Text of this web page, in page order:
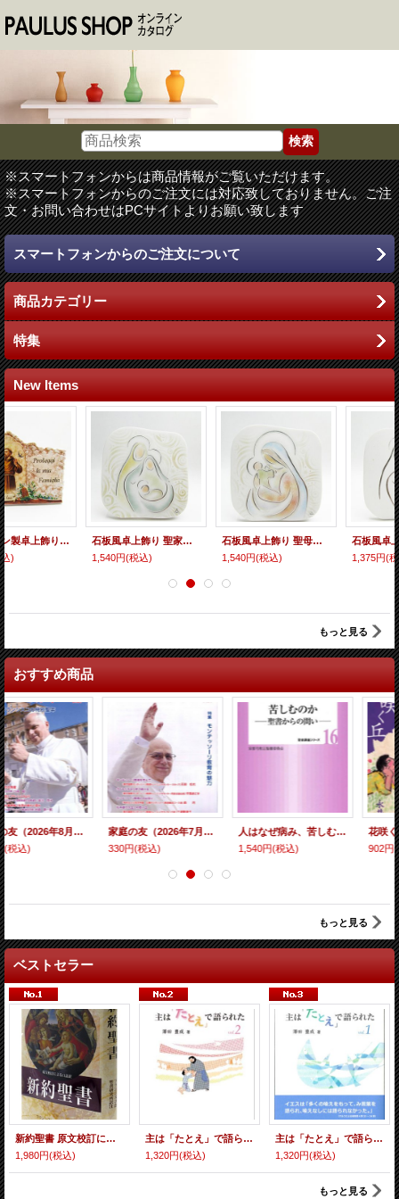
※スマートフォンからは商品情報がご覧いただけます。
※スマートフォンからのご注文には対応致しておりません。ご注
文・お問い合わせはPCサイトよりお願い致します
スマートフォンからのご注文について
商品カテゴリー
特集
New Items
石板風卓上飾り 聖家族（カラー） ※返品不可商品
石板風卓上飾り 聖母子（カラー） ※返品不可商品
1,540円
石板風卓上飾り 聖家族（白） ※返品不可商品
1,375円
もっと見る
おすすめ商品
家庭の友（2026年7月号）
330円
人はなぜ病み、苦しむのか 〜聖書からの問い〜 京都聖書委員会シリーズNo.16
1,540円
花咲く丘
902円
もっと見る
ベストセラー
新約聖書 原文校訂による口語訳 FB-B6N（フランシスコ会聖書研究所訳）
1,980円(税込)
主は「たとえ」で語られた vol.2
1,320円(税込)
主は「たとえ」で語られた vol.1
1,320円(税込)
もっと見る